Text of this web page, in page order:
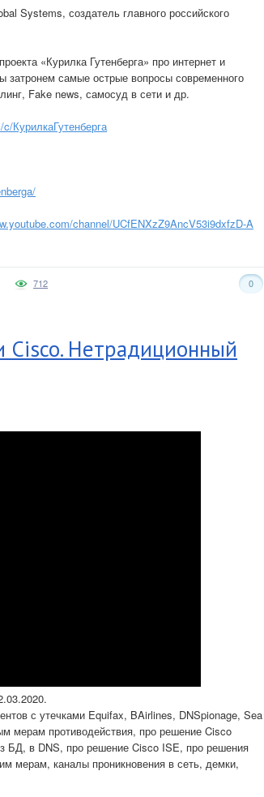
Systems, создатель главного российского
«Курилка Гутенберга» про интернет и
самые острые вопросы современного
Fake news, самосуд в сети и др.
КурилкаГутенберга
channel/UCfENXzZ9AncV53i9dxfzD-A
0
712
Cisco. Нетрадиционный
с утечками Equifax, BAirlines, DNSpionage, Sea
мерам противодействия, про решение Cisco
БД, в DNS, про решение Cisco ISE, про решения
мерам, каналы проникновения в сеть, демки,